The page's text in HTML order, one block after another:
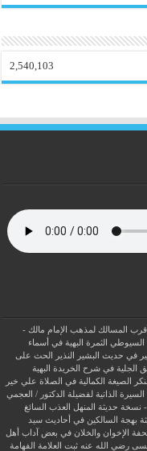
2,540,103
أقرب المسالك لمذهب الإمام مالك -
السيوطي
الثمرة البهية في أسماء
في حديث البشير النذير
الحث على
الجلية في شرح الخريدة البهية
الصيغة الكمالية في الصلاة علي خير
السيرة الذاتية لفضيلة الدكتور / العجمي
- نسخة حديثة
المنهل العذب السائغ
بهجة السالكين في أحاديث سيد
الإخوان والخلان في بعض آداب أهل
رضي الله عنه ثبت العلامة الفهامة